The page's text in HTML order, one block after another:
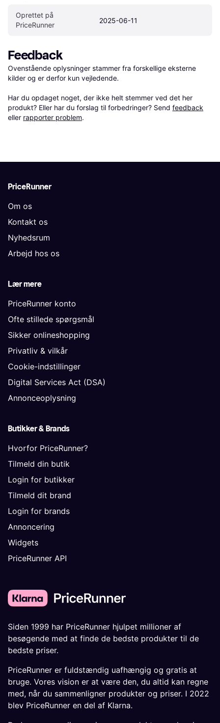
Oprettet på
PriceRunner
2025-06-11
Feedback
Ovenstående oplysninger stammer fra forskellige eksterne
kilder og er derfor kun vejledende.
Har du opdaget noget, der ikke helt stemmer ved det her
produkt? Eller har du forslag til forbedringer? Send feedback
eller rapporter problem.
PriceRunner
Om os
Kontakt os
Nyhedsrum
Arbejd hos os
Lær mere
PriceRunner konto
Ofte stillede spørgsmål
Sikker onlineshopping
Privatliv & vilkår
Cookie-indstillinger
Digital Services Act (DSA)
Annonceoplysning
Butikker & Brands
Hvorfor PriceRunner?
Tilmeld din butik
Login for butikker
Tilmeld dit brand
Login for brands
Annoncering
Widgets
PriceRunner API
Siden 1999 har PriceRunner hjulpet millioner af
besøgende med at finde de bedste produkter til de
bedste priser.
PriceRunner er fuldstændig uafhængig og gratis at
bruge. Vores vision er at være den, du altid kan regne
med, når du sammenligner produkter og priser. I 2022
blev PriceRunner en del af Klarna.